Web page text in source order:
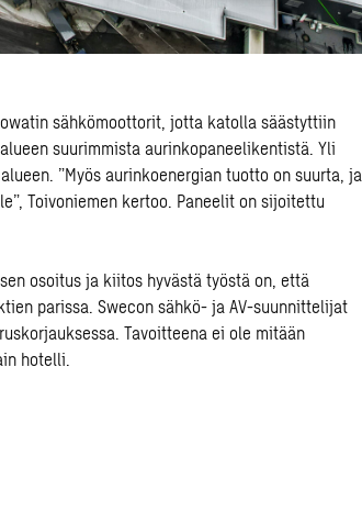
sähkömoottorit, jotta katolla säästyttiin
suurimmista aurinkopaneelikentistä. Yli
”Myös aurinkoenergian tuotto on suurta, ja
Toivoniemen kertoo. Paneelit on sijoitettu
osoitus ja kiitos hyvästä työstä on, että
parissa. Swecon sähkö- ja AV-suunnittelijat
Tavoitteena ei ole mitään
hotelli.